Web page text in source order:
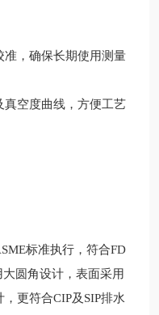
准，确保长期使用测量
真空度曲线，方便工艺
标准执行，符合FD
圆角设计，表面采用
更符合CIP及SIP排水